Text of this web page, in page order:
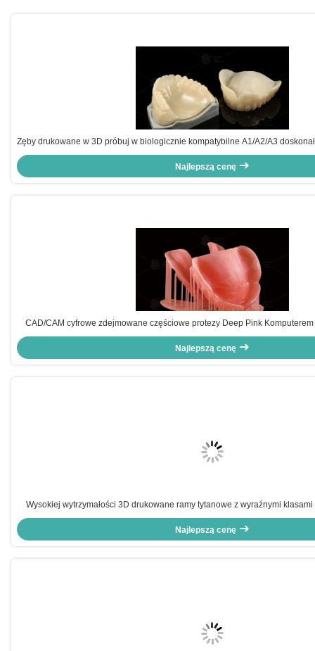
Zęby drukowane w 3D próbuj w biologicznie kompatybilne A1/A2/A3
Najlepszą cenę
CAD/CAM cyfrowe zdejmowane częściowe protezy Deep Pink
Najlepszą cenę
Wysokiej wytrzymałości 3D drukowane ramy tytanowe z wyraźnymi
Najlepszą cenę